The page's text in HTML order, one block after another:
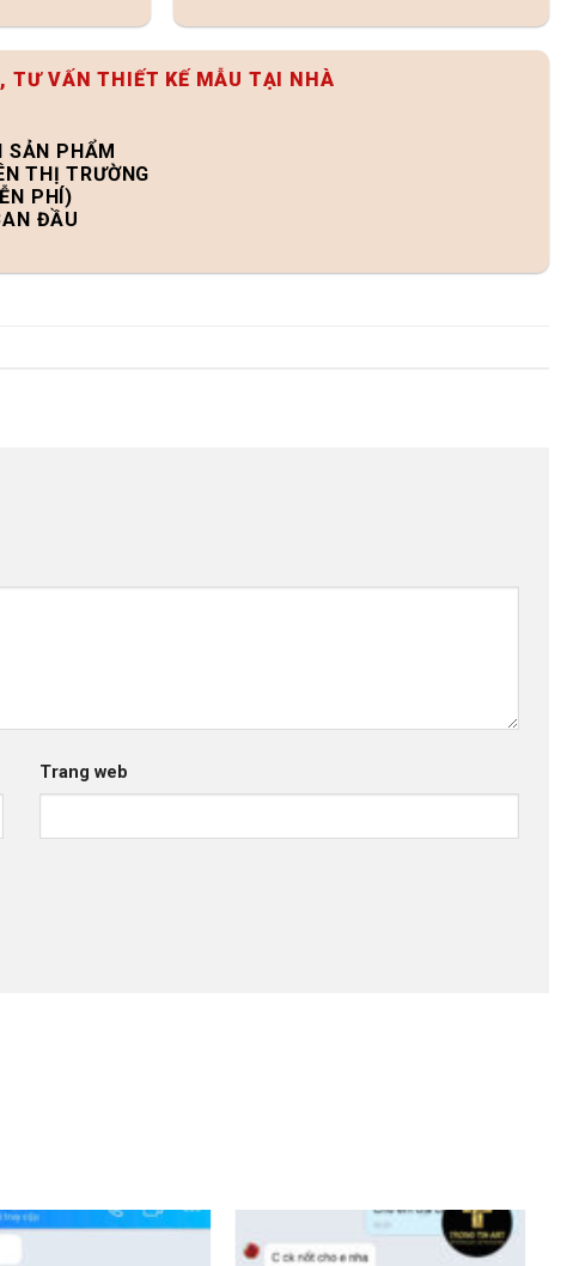
TƯ VẤN THIẾT KẾ MẪU TẠI NHÀ
SẢN PHẨM
THỊ TRƯỜNG
PHÍ)
ĐẦU
Trang web